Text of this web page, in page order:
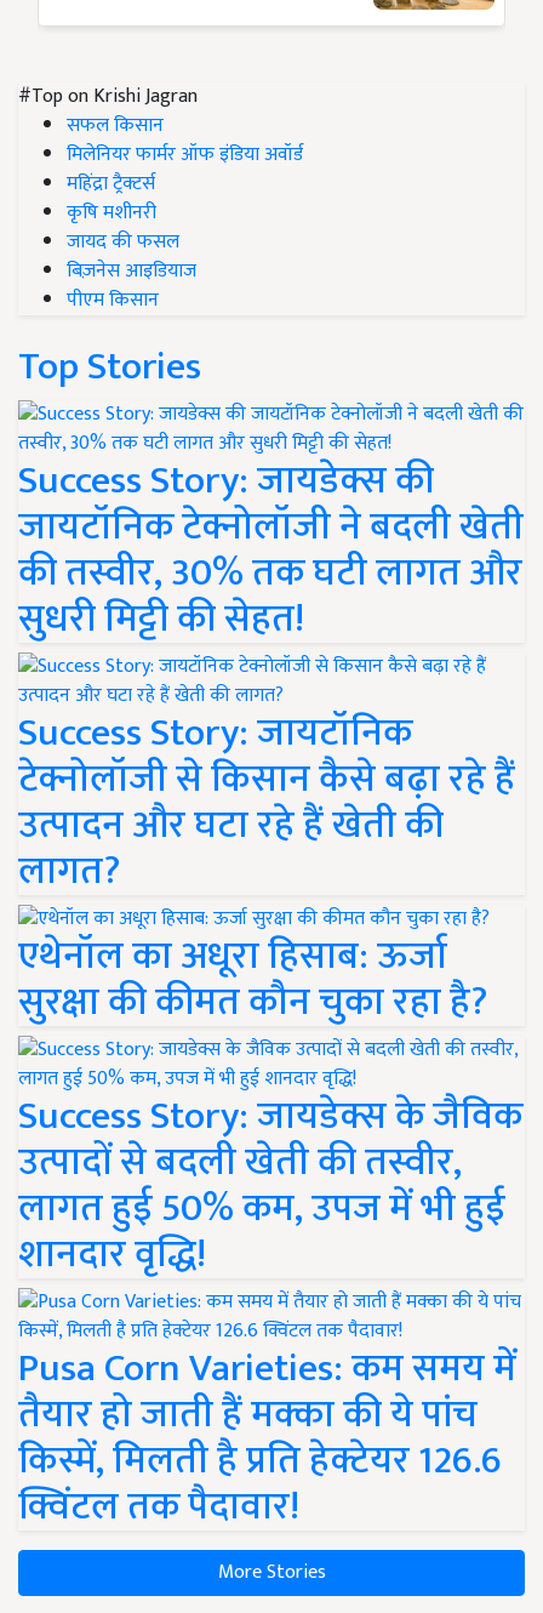
#Top on Krishi Jagran
सफल किसान
मिलेनियर फार्मर ऑफ इंडिया अवॉर्ड
महिंद्रा ट्रैक्टर्स
कृषि मशीनरी
जायद की फसल
बिज़नेस आइडियाज
पीएम किसान
Top Stories
Success Story: जायडेक्स की
जायटॉनिक टेक्नोलॉजी ने बदली खेती
की तस्वीर, 30% तक घटी लागत और
सुधरी मिट्टी की सेहत!
Success Story: जायटॉनिक
टेक्नोलॉजी से किसान कैसे बढ़ा रहे हैं
उत्पादन और घटा रहे हैं खेती की
लागत?
एथेनॉल का अधूरा हिसाब: ऊर्जा
सुरक्षा की कीमत कौन चुका रहा है?
Success Story: जायडेक्स के जैविक
उत्पादों से बदली खेती की तस्वीर,
लागत हुई 50% कम, उपज में भी हुई
शानदार वृद्धि!
Pusa Corn Varieties: कम समय में
तैयार हो जाती हैं मक्का की ये पांच
किस्में, मिलती है प्रति हेक्टेयर 126.6
क्विंटल तक पैदावार!
More Stories